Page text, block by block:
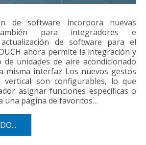
de software incorpora nuevas
para integradores e
de software para el
ahora permite la integración y
unidades de aire acondicionado
misma interfaz Los nuevos gestos
vertical son configurables, lo que
asignar funciones específicas o
una página de favoritos…